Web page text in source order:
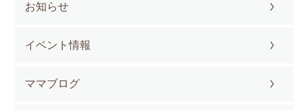
お知らせ
イベント情報
ママブログ